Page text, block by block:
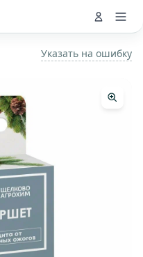
Указать на ошибку